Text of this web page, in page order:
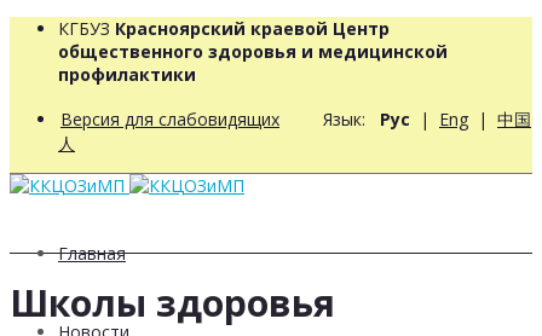
КГБУЗ Красноярский краевой Центр
общественного здоровья и медицинской
профилактики
Версия для слабовидящих Язык: Рус | Eng | 中国
人
Главная
Школы здоровья